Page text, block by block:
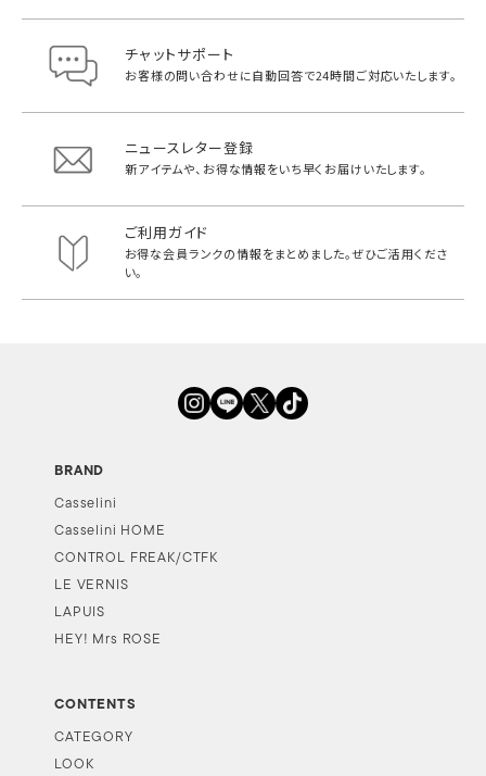
チャットサポート
お客様の問い合わせに自動回答で24時間ご対応いたします。
ニュースレター登録
新アイテムや、お得な情報をいち早く お届けいたします。
ご利用ガイド
お得な会員ランクの情報をまとめました。ぜひご活用くださ
い。
BRAND
Casselini
Casselini HOME
CONTROL FREAK/CTFK
LE VERNIS
LAPUIS
HEY! Mrs ROSE
CONTENTS
CATEGORY
LOOK